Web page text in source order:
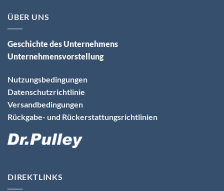
ÜBER UNS
Geschichte des Unternehmens
Unternehmensvorstellung
Nutzungsbedingungen
Datenschutzrichtlinie
Versandbedingungen
Rückgabe- und Rückerstattungsrichtlinien
DIREKTLINKS